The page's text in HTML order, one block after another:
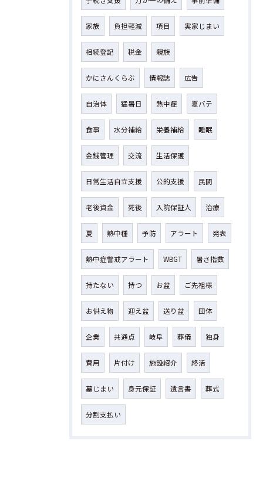
家族 負担軽減 項目 実家じまい
相続登記 税金 親族
かにさんくらぶ 情報誌 広告
自治体 猛暑日 熱中症 夏バテ
食事 水分補給 栄養補給 睡眠
金銭管理 交流 生活保護
日常生活自立支援 公的支援 民間
老後資金 死後 入院保証人 治療
夏 熱中種 予防 アラート 発表
熱中症警戒アラート WBGT 暑さ指数
持たない 持つ お盆 ご先祖様
お供え物 迎え盆 送り盆 団体
企業 共通点 岐阜 葬儀 独身
費用 片付け 施設紹介 終活
墓じまい 身元保証 遺言書 葬式
分割支払い